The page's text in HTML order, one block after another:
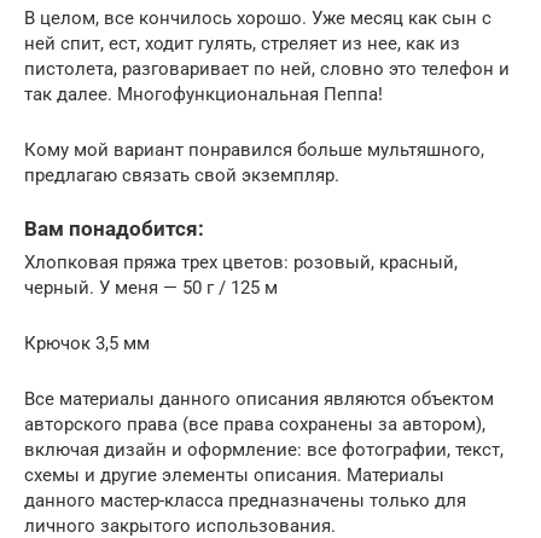
В целом, все кончилось хорошо. Уже месяц как сын с
ней спит, ест, ходит гулять, стреляет из нее, как из
пистолета, разговаривает по ней, словно это телефон и
так далее. Многофункциональная Пеппа!
Кому мой вариант понравился больше мультяшного,
предлагаю связать свой экземпляр.
Вам понадобится:
Хлопковая пряжа трех цветов: розовый, красный,
черный. У меня — 50 г / 125 м
Крючок 3,5 мм
Все материалы данного описания являются объектом
авторского права (все права сохранены за автором),
включая дизайн и оформление: все фотографии, текст,
схемы и другие элементы описания. Материалы
данного мастер-класса предназначены только для
личного закрытого использования.